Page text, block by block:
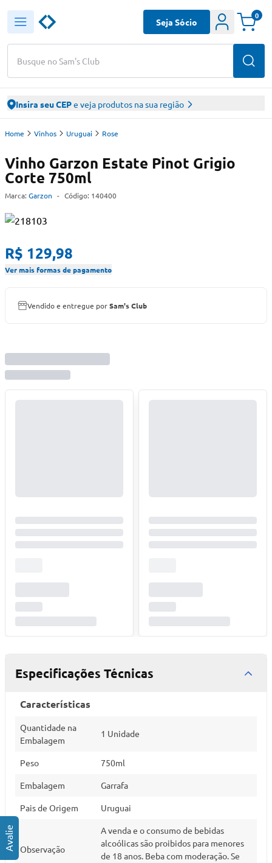
Busque no Sam's Club
Seja Sócio
0
Insira seu CEPe veja produtos na sua região
Home Vinhos Uruguai Rose
Vinho Garzon Estate Pinot Grigio
Corte 750ml
Marca: Garzon - Código: 140400
R$ 129,98
Ver mais formas de pagamento
Vendido e entregue porSam's Club
Especificações Técnicas
Características
Quantidade na
Embalagem
1 Unidade
Peso 750ml
Embalagem Garrafa
Pais de Origem Uruguai
Observação
A venda e o consumo de bebidas
alcoólicas são proibidos para menores
de 18 anos. Beba com moderação. Se